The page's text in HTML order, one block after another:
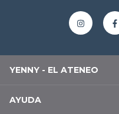
YENNY - EL ATENEO
AYUDA